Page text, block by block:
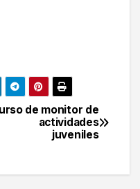
de monitor de
actividades
juveniles